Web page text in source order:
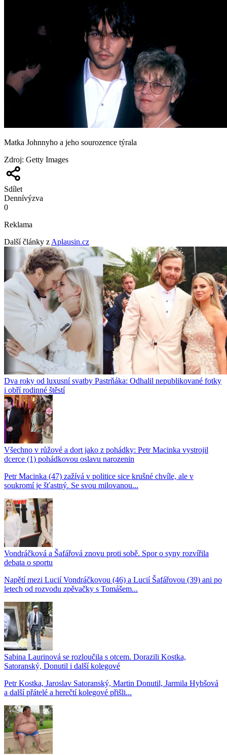
Matka Johnnyho a jeho sourozence týrala
Zdroj: Getty Images
Sdílet
Dennívýzva
0
Reklama
Další články z Aplausin.cz
Dva roky od luxusní svatby Pastrňáka: Odhalil nepublikované fotky
i obří rodinné štěstí
Všechno v růžové a dort jako z pohádky: Petr Macinka vystrojil
dcerce (1) pohádkovou oslavu narozenin
Petr Macinka (47) zažívá v politice sice krušné chvíle, ale v
soukromí je šťastný. Se svou milovanou...
Vondráčková a Šafářová znovu proti sobě. Spor o syny rozvířila
debata o sportu
Napětí mezi Lucií Vondráčkovou (46) a Lucií Šafářovou (39) ani po
letech od rozvodu zpěvačky s Tomášem...
Sabina Laurinová se rozloučila s otcem. Dorazili Kostka,
Satoranský, Donutil i další kolegové
Petr Kostka, Jaroslav Satoranský, Martin Donutil, Jarmila Hybšová
a další přátelé a herečtí kolegové přišli...